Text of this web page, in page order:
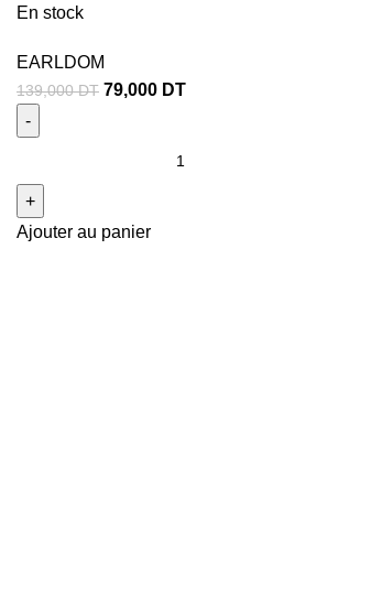
En stock
EARLDOM
139,000DT 79,000 DT
Ajouter au panier